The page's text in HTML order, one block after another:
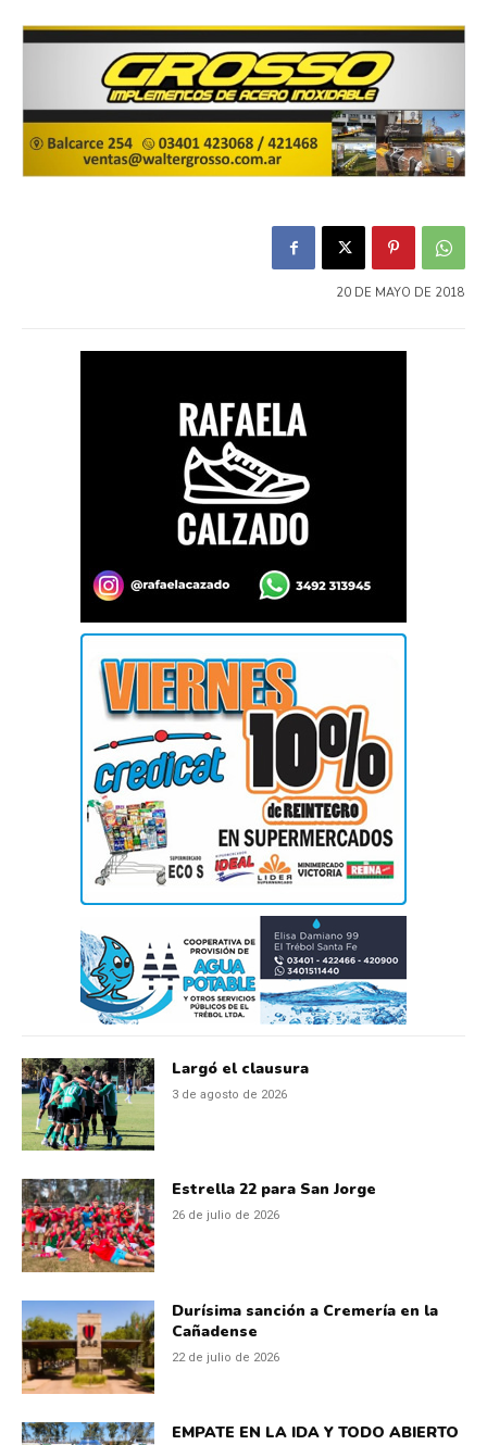
20 DE MAYO DE 2018
Largó el clausura
3 de agosto de 2026
Estrella 22 para San Jorge
26 de julio de 2026
Durísima sanción a Cremería en la
Cañadense
22 de julio de 2026
EMPATE EN LA IDA Y TODO ABIERTO